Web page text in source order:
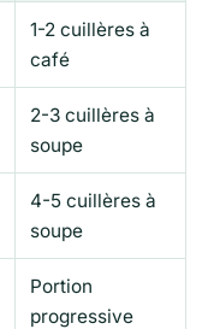
1-2 cuillères à
café
2-3 cuillères à
soupe
4-5 cuillères à
soupe
Portion
progressive